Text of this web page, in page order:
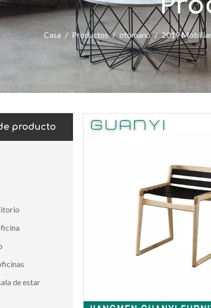
Casa / Productos / otomano / 2019
producto
de estar